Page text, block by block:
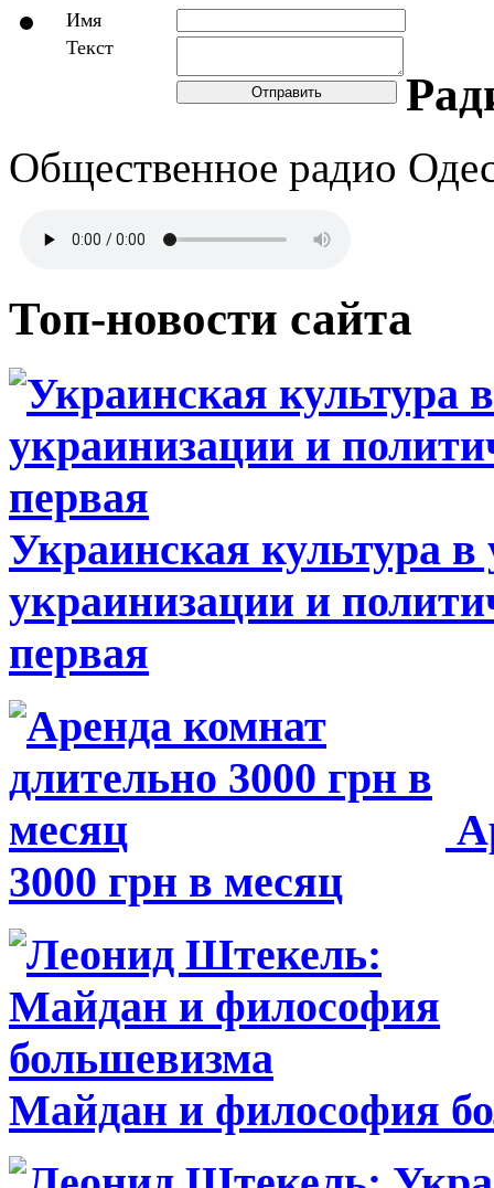
Имя
Общественное радио
Топ-новости сайта
Украинская культура
украинизации и
первая
3000 грн в месяц
Майдан и философия